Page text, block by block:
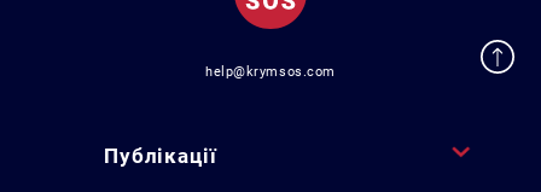
help@krymsos.com
Публікації